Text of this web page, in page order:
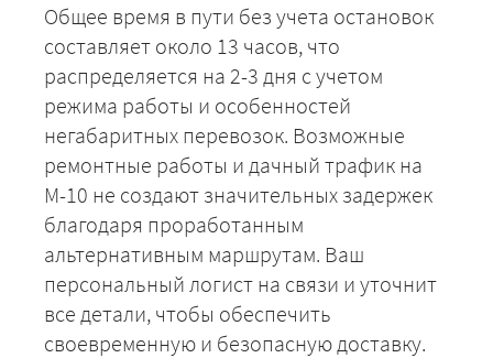
Общее время в пути без учета остановок
составляет около 13 часов, что
распределяется на 2-3 дня с учетом
режима работы и особенностей
негабаритных перевозок. Возможные
ремонтные работы и дачный трафик на
М-10 не создают значительных задержек
благодаря проработанным
альтернативным маршрутам. Ваш
персональный логист на связи и уточнит
все детали, чтобы обеспечить
своевременную и безопасную доставку.
ЗАКАЗАТЬ